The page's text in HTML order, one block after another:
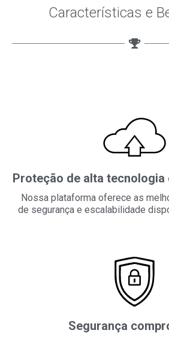
Características e
Proteção de alta tecnologia
Nossa plataforma oferece as
de segurança e escalabilidade
Segurança